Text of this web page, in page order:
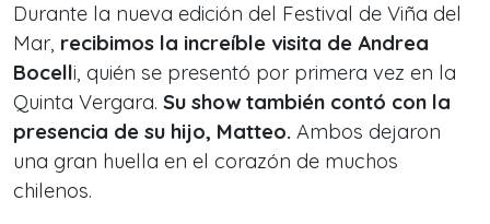
Durante la nueva edición del Festival de Viña del
Mar, recibimos la increíble visita de Andrea
Bocelli, quién se presentó por primera vez en la
Quinta Vergara. Su show también contó con la
presencia de su hijo, Matteo. Ambos dejaron
una gran huella en el corazón de muchos
chilenos.